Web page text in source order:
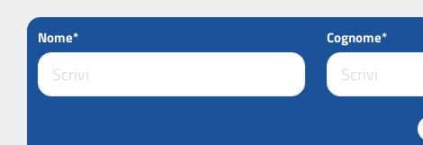
Nome* Cognome*